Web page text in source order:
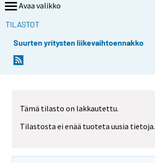
Avaa valikko
TILASTOT
Suurten yritysten liikevaihtoennakko
Tämä tilasto on lakkautettu.
Tilastosta ei enää tuoteta uusia tietoja.